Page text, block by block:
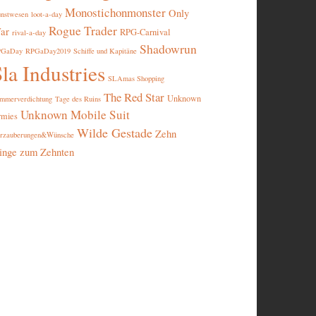
loot-a-day Monostichonmonster Only
rival-a-day Rogue Trader RPG-Carnival
RPGaDay2019 Schiffe und Kapitäne Shadowrun
Industries SLAmas Shopping
Tage des Ruins The Red Star Unknown
Unknown Mobile Suit
Wilde Gestade Zehn
zum Zehnten